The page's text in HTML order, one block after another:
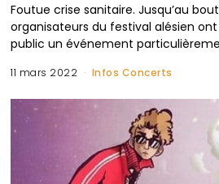
Foutue crise sanitaire. Jusqu’au
organisateurs du festival alésien
public un événement
11 mars 2022 Infos Concerts